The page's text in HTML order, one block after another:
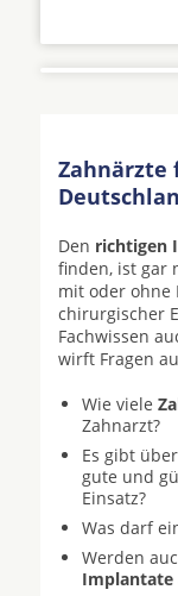
Den richtigen
finden, ist gar
mit oder ohne
chirurgischer
Fachwissen
wirft Fragen
Wie viele
Zahnarzt?
Es gibt
gute und
Einsatz?
Was darf
Werden
Implantate